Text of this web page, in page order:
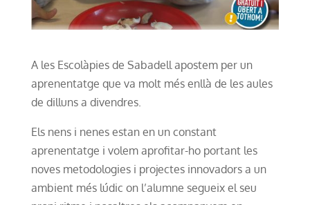
A les Escolàpies de Sabadell apostem per un
aprenentatge que va molt més enllà de les aules
de dilluns a divendres.
Els nens i nenes estan en un constant
aprenentatge i volem aprofitar-ho portant les
noves metodologies i projectes innovadors a un
ambient més lúdic on l’alumne segueix el seu